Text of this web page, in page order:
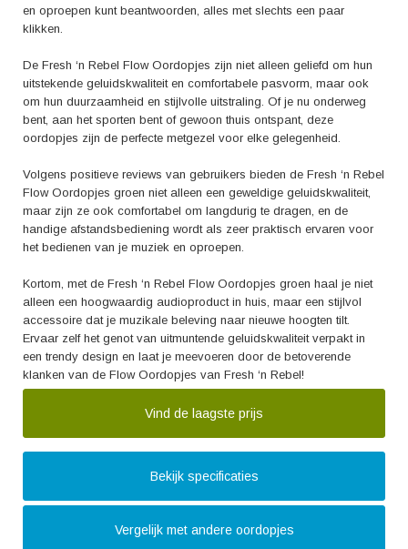
en oproepen kunt beantwoorden, alles met slechts een paar
klikken.
De Fresh ‘n Rebel Flow Oordopjes zijn niet alleen geliefd om hun
uitstekende geluidskwaliteit en comfortabele pasvorm, maar ook
om hun duurzaamheid en stijlvolle uitstraling. Of je nu onderweg
bent, aan het sporten bent of gewoon thuis ontspant, deze
oordopjes zijn de perfecte metgezel voor elke gelegenheid.
Volgens positieve reviews van gebruikers bieden de Fresh ‘n Rebel
Flow Oordopjes groen niet alleen een geweldige geluidskwaliteit,
maar zijn ze ook comfortabel om langdurig te dragen, en de
handige afstandsbediening wordt als zeer praktisch ervaren voor
het bedienen van je muziek en oproepen.
Kortom, met de Fresh ‘n Rebel Flow Oordopjes groen haal je niet
alleen een hoogwaardig audioproduct in huis, maar een stijlvol
accessoire dat je muzikale beleving naar nieuwe hoogten tilt.
Ervaar zelf het genot van uitmuntende geluidskwaliteit verpakt in
een trendy design en laat je meevoeren door de betoverende
klanken van de Flow Oordopjes van Fresh ‘n Rebel!
Vind de laagste prijs
Bekijk specificaties
Vergelijk met andere oordopjes